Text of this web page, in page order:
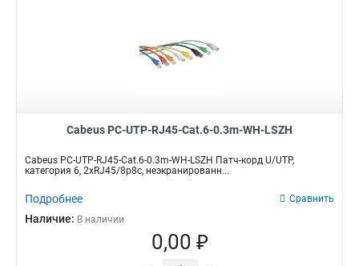
Cabeus PC-UTP-RJ45-Cat.6-0.3m-WH-LSZH
Cabeus PC-UTP-RJ45-Cat.6-0.3m-WH-LSZH Патч-корд U/UTP,
категория 6, 2xRJ45/8p8c, неэкранированн...
Подробнее Сравнить
Наличие: В наличии
0,00 ₽